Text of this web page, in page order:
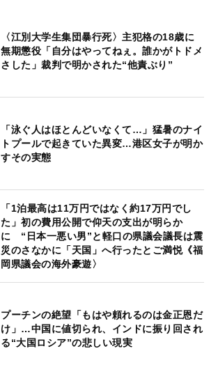
〈江別大学生集団暴行死〉主犯格の18歳に
無期懲役「自分はやってねぇ。誰かがトドメ
さした」裁判で明かされた“他責ぶり”
「泳ぐ人はほとんどいなくて…」猛暑のナイ
トプールで起きていた異変…港区女子が明か
すその実態
「1泊最高は11万円ではなく約17万円でし
た」初の費用公開で仰天の支出が明らか
に “日本一悪い男”と軽口の県議会議長は震
災のさなかに「天国」へ行ったとご満悦《福
岡県議会の海外豪遊〉
プーチンの絶望「もはや頼れるのは金正恩だ
け」…中国に値切られ、インドに振り回され
る“大国ロシア”の悲しい現実